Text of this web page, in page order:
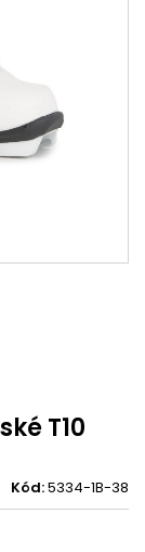
T10
Kód:5334-1B-38